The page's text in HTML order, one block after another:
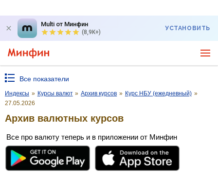
Multi от Минфин
(8,9K+)
УСТАНОВИТЬ
Все показатели
Индексы » Курсы валют » Архив курсов » Курс НБУ (ежедневный) »
27.05.2026
Архив валютных курсов
Все про валюту теперь и в приложении от Минфин